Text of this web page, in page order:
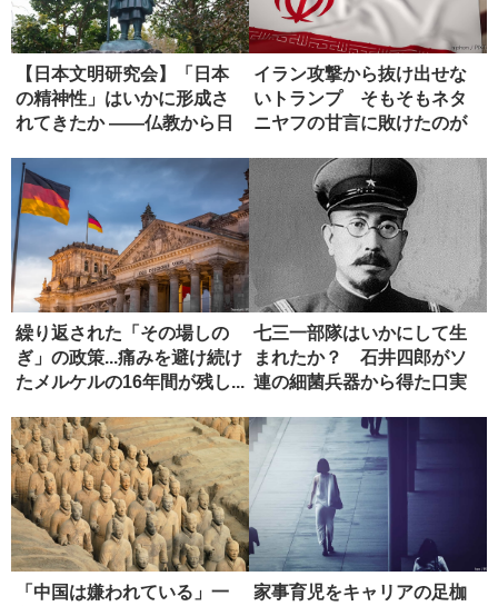
【日本文明研究会】「日本
の精神性」はいかに形成さ
れてきたか ――仏教から日
イラン攻撃から抜け出せな
いトランプ そもそもネタ
ニヤフの甘言に敗けたのが
繰り返された「その場しの
ぎ」の政策...痛みを避け続け
たメルケルの16年間が残し...
七三一部隊はいかにして生
まれたか？ 石井四郎がソ
連の細菌兵器から得た口実
「中国は嫌われている」一
家事育児をキャリアの足枷